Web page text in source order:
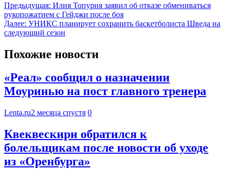
Предыдущая: Илия Топурия заявил об отказе обмениваться
рукопожатием с Гейджи после боя
Далее: УНИКС планирует сохранить баскетболиста Шведа на
следующий сезон
Похожие новости
«Реал» сообщил о назначении
Моуринью на пост главного тренера
Lenta.ru2 месяца спустя 0
Квеквескири обратился к
болельщикам после новости об уходе
из «Оренбурга»